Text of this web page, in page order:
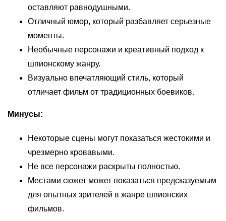
оставляют равнодушными.
Отличный юмор, который разбавляет серьезные
моменты.
Необычные персонажи и креативный подход к
шпионскому жанру.
Визуально впечатляющий стиль, который
отличает фильм от традиционных боевиков.
Минусы:
Некоторые сцены могут показаться жестокими и
чрезмерно кровавыми.
Не все персонажи раскрыты полностью.
Местами сюжет может показаться предсказуемым
для опытных зрителей в жанре шпионских
фильмов.